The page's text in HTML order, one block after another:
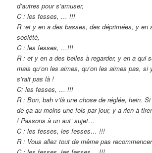
d’autres pour s’amuser,
C : les fesses, … !!!
R :et y en a des basses, des déprimées, y en
société,
C : les fesses, …!!!
R : et y en a des belles à regarder, y en a qui
mais qu’on les aimes, qu’on les aimes pas, si
s’rait pas là !
C: les fesses, … !!!
R : Bon, bah v’là une chose de réglée, hein.
de ça au moins une fois par jour, y a rien à
! Passons à un aut’ sujet…
C : les fesses, les fesses… !!!
R : Vous allez tout de même pas